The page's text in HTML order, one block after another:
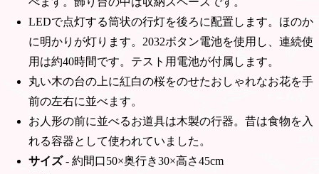
LEDで点灯する筒状の行灯を後ろに配置します。ほのか
に明かりが灯ります。2032ボタン電池を使用し、連続使
用は約40時間です。テスト用電池が付属します。
丸い木の台の上に紅白の桜をのせたおしゃれなお花を手
前の左右に並べます。
お人形の前に並べるお道具は木製の行器。昔は食物を入
れる容器として使われていました。
サイズ- 約間口50×奥行き30×高さ45cm